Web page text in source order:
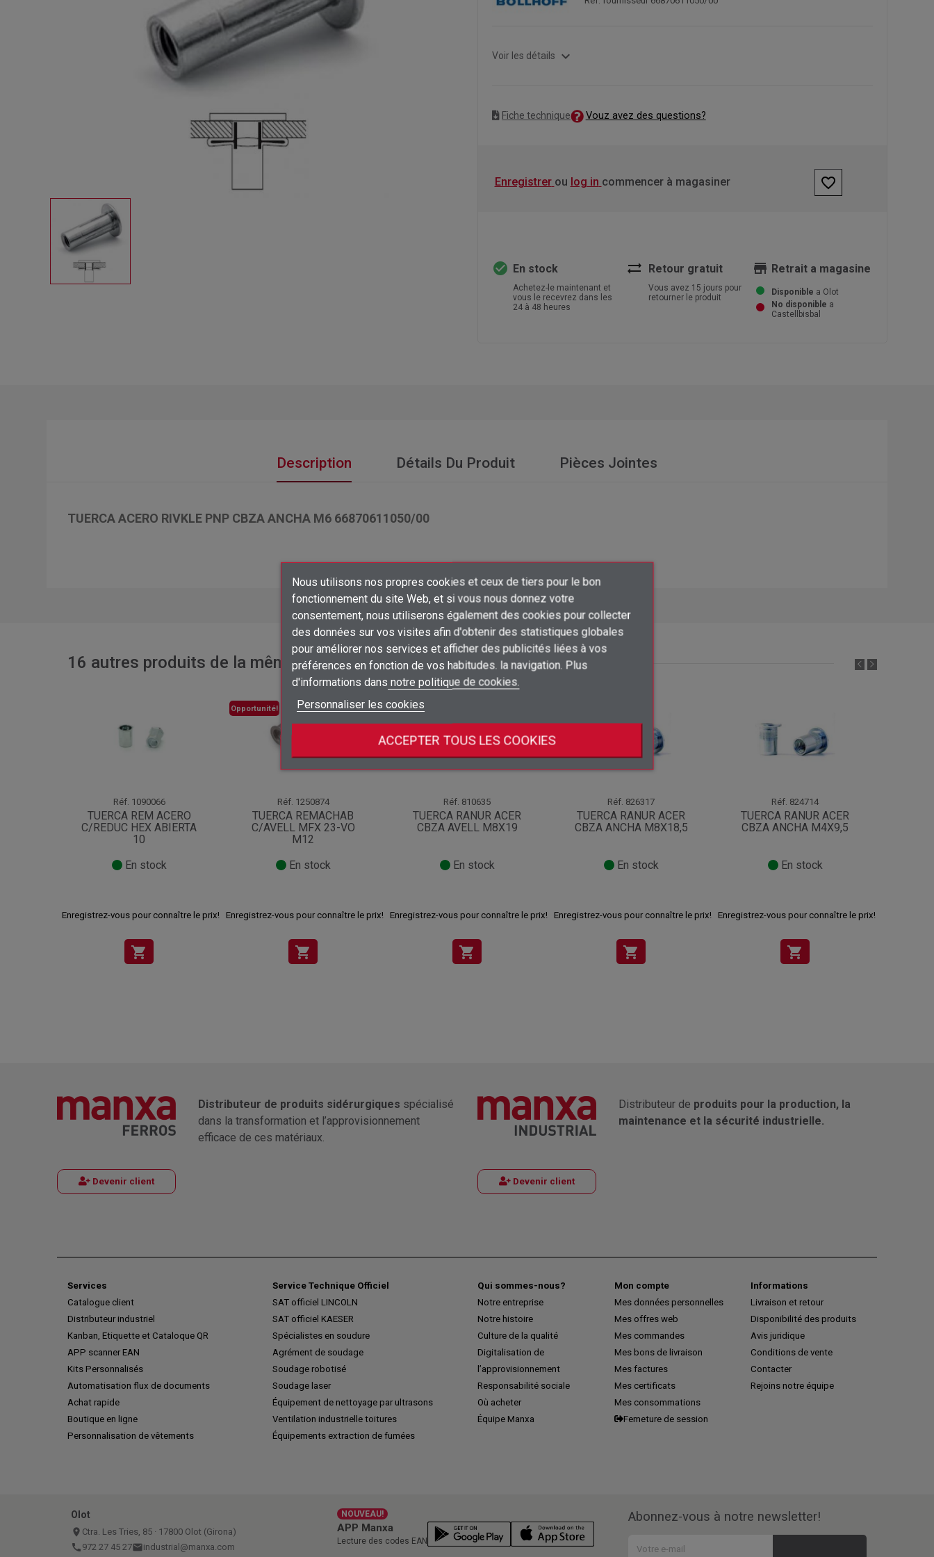
Ajouter à ma liste d'envies ×
add_circle_outline
Créer une nouvelle liste
Créer une liste d'envies ×
Nom de la liste d'envies
Annuler
Connexion ×
Vous devez être connecté pour ajouter des produits à votre liste d'envies.
Nous utilisons nos propres cookies et ceux de tiers pour le bon
fonctionnement du site Web, et si vous nous donnez votre
consentement, nous utiliserons également des cookies pour collecter
des données sur vos visites afin d'obtenir des statistiques globales
pour améliorer nos services et afficher des publicités liées à vos
préférences en fonction de vos habitudes. la navigation. Plus
d'informations dans notre politique de cookies.
Personnaliser les cookies
ACCEPTER TOUS LES COOKIES
Voir les détails expand_more
Fiche technique Vouz avez des questions?
Enregistrer ou log in commencer à magasiner favorite_border
check_circle En stock
Achetez-le maintenant et
vous le recevrez dans les
24 à 48 heures
sync_alt Retour gratuit
Vous avez 15 jours pour
retourner le produit
store Retrait a magasine
Disponible a Olot
No disponible a
Castellbisbal
Description Détails Du Produit Pièces Jointes
TUERCA ACERO RIVKLE PNP CBZA ANCHA M6 66870611050/00
16 autres produits de la même catégorie :
Réf. 1090066
TUERCA REM ACERO
C/REDUC HEX ABIERTA
10
En stock
Enregistrez-vous pour connaître le prix!
shopping_cart
Opportunité!
Réf. 1250874
TUERCA REMACHAB
C/AVELL MFX 23-VO
M12
En stock
Enregistrez-vous pour connaître le prix!
shopping_cart
Réf. 810635
TUERCA RANUR ACER
CBZA AVELL M8X19
En stock
Enregistrez-vous pour connaître le prix!
shopping_cart
Réf. 826317
TUERCA RANUR ACER
CBZA ANCHA M8X18,5
En stock
Enregistrez-vous pour connaître le prix!
shopping_cart
Réf. 824714
TUERCA RANUR ACER
CBZA ANCHA M4X9,5
En stock
Enregistrez-vous pour connaître le prix!
shopping_cart
Devenir client
Distributeur de produits sidérurgiques spécialisé
dans la transformation et l’approvisionnement
efficace de ces matériaux.
Devenir client
Distributeur de produits pour la production, la
maintenance et la sécurité industrielle.
Services
Catalogue client
Distributeur industriel
Kanban, Etiquette et Cataloque QR
APP scanner EAN
Kits Personnalisés
Automatisation flux de documents
Achat rapide
Boutique en ligne
Personnalisation de vêtements
Service Technique Officiel
SAT officiel LINCOLN
SAT officiel KAESER
Spécialistes en soudure
Agrément de soudage
Soudage robotisé
Soudage laser
Équipement de nettoyage par ultrasons
Ventilation industrielle toitures
Équipements extraction de fumées
Qui sommes-nous?
Notre entreprise
Notre histoire
Culture de la qualité
Digitalisation de
l’approvisionnement
Responsabilité sociale
Où acheter
Équipe Manxa
Mon compte
Mes données personnelles
Mes offres web
Mes commandes
Mes bons de livraison
Mes factures
Mes certificats
Mes consommations
Femeture de session
Informations
Livraison et retour
Disponibilité des produits
Avis juridique
Conditions de vente
Contacter
Rejoins notre équipe
Olot
place Ctra. Les Tries, 85 · 17800 Olot (Girona)
call 972 27 45 27emailindustrial@manxa.com
NOUVEAU!
APP Manxa
Lecture des codes EAN
Abonnez-vous à notre newsletter!